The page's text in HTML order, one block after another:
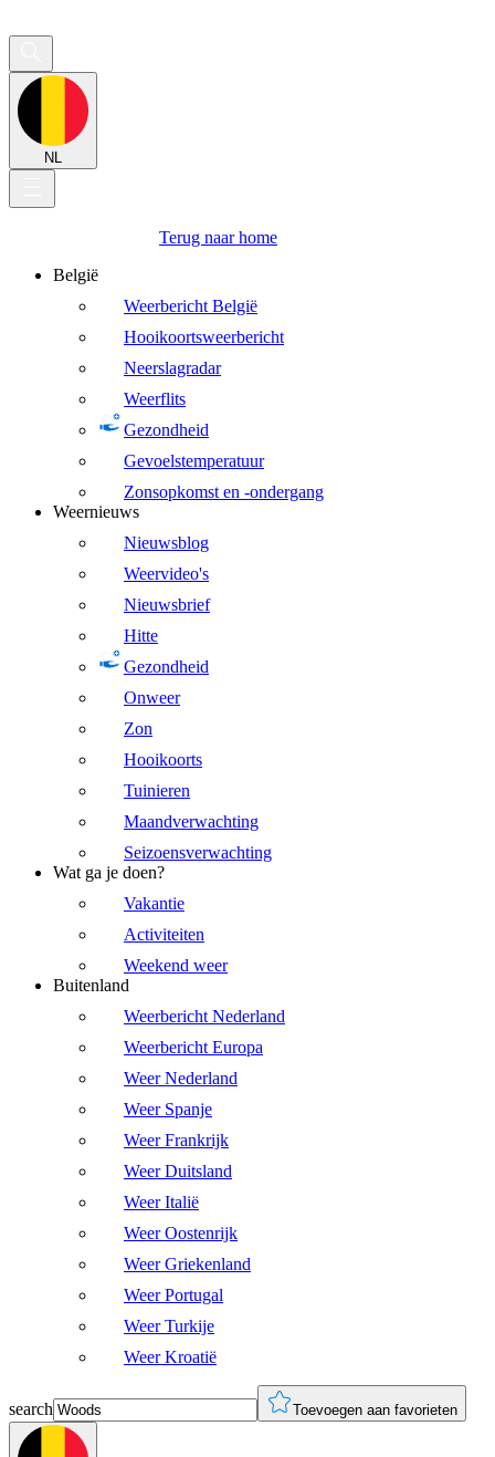
NL
Terug naar home
België
Weerbericht België
Hooikoortsweerbericht
Neerslagradar
Weerflits
Gezondheid
Gevoelstemperatuur
Zonsopkomst en -ondergang
Weernieuws
Nieuwsblog
Weervideo's
Nieuwsbrief
Hitte
Gezondheid
Onweer
Zon
Hooikoorts
Tuinieren
Maandverwachting
Seizoensverwachting
Wat ga je doen?
Vakantie
Activiteiten
Weekend weer
Buitenland
Weerbericht Nederland
Weerbericht Europa
Weer Nederland
Weer Spanje
Weer Frankrijk
Weer Duitsland
Weer Italië
Weer Oostenrijk
Weer Griekenland
Weer Portugal
Weer Turkije
Weer Kroatië
search Toevoegen aan favorieten